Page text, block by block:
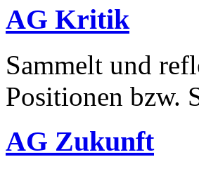
AG Kritik
Sammelt und
Positionen bzw.
AG Zukunft